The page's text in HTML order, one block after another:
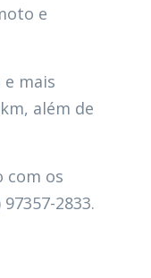
e
e mais
além de
com os
2833.